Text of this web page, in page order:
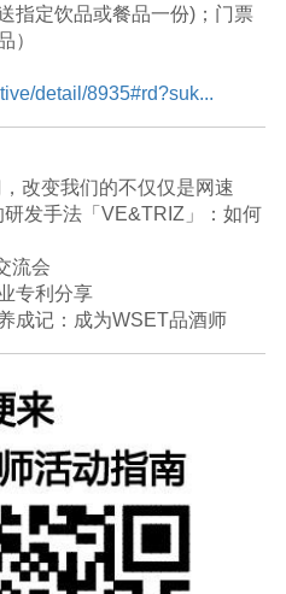
指定饮品或餐品一份)；门票
）
detail/8935#rd?suk...
改变我们的不仅仅是网速
发手法「VE&TRIZ」：如何
流会
专利分享
成记：成为WSET品酒师